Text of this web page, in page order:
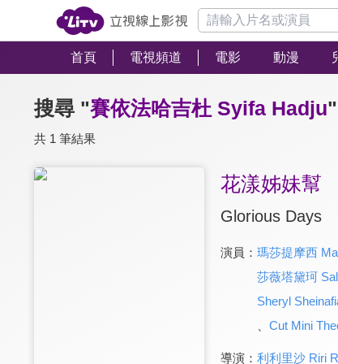
首頁 電視頻道 電影 動漫
搜尋 "賽依法哈吉杜 Syifa Hadju"
共 1 筆結果
花漾姊妹幫
Glorious Days
演員： 瑪莎提摩西
莎薇塔黛珂
Sheryl
Cut Mini
導演： 利利里沙 Riri